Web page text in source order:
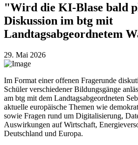
"Wird die KI-Blase bald
Diskussion im btg mit
Landtagsabgeordnetem
29. Mai 2026
Im Format einer offenen Fragerunde
Schüler verschiedener Bildungsgänge
am btg mit dem Landtagsabgeordneten
aktuelle europäische Themen wie
sowie Fragen rund um Digitalisierung,
Auswirkungen auf Wirtschaft,
Deutschland und Europa.